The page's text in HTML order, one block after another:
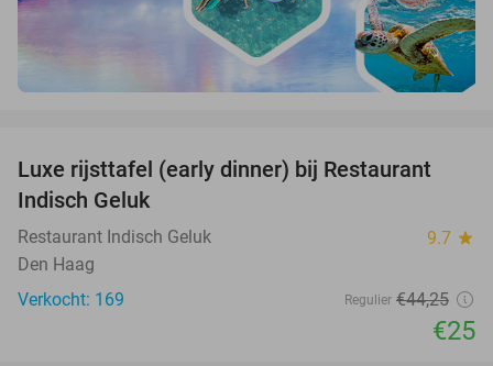
44%
Luxe rijsttafel (early dinner) bij Restaurant
Indisch Geluk
Restaurant Indisch Geluk 9.7 star
Den Haag
Verkocht: 169
Regulier €44,25
€25